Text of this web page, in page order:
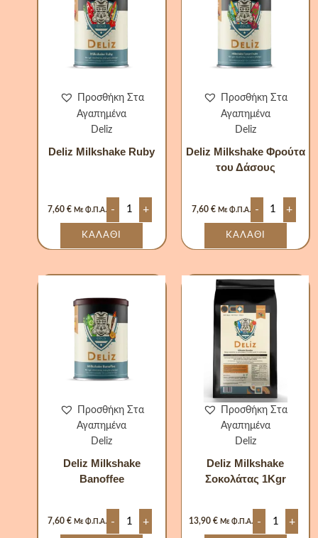
Προσθήκη Στα
Αγαπημένα
Deliz
Deliz Milkshake Ruby
7,60€ Με Φ.Π.Α. - +
ΚΑΛΆΘΙ
Προσθήκη Στα
Αγαπημένα
Deliz
Deliz Milkshake Φρούτα
του Δάσους
7,60 € Με Φ.Π.Α. -
ποσότητα
+
ΚΑΛΆΘΙ
Προσθήκη Στα
Αγαπημένα
Deliz
Deliz Milkshake
Banoffee
7,60€ Με Φ.Π.Α. -
Deliz
Banoffee
ποσότητα
+
Προσθήκη Στα
Αγαπημένα
Deliz
Deliz Milkshake
Σοκολάτας 1Kgr
13,90€ Με Φ.Π.Α. -
Deliz
Milkshake
Σοκολάτας
1Kgr
ποσότητα
+